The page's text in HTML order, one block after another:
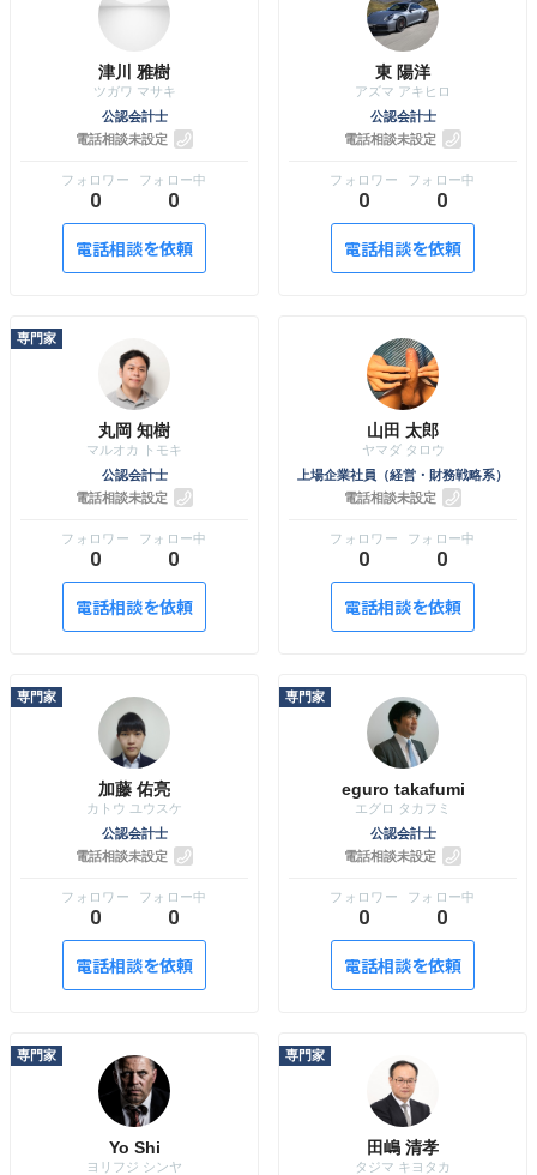
津川 雅樹
公認会計士
電話相談未設定
0 0
電話相談を依頼
東 陽洋
公認会計士
電話相談未設定
0 0
電話相談を依頼
丸岡 知樹
公認会計士
電話相談未設定
0 0
電話相談を依頼
山田 太郎
上場企業社員（経営・財務戦略系）
電話相談未設定
0 0
電話相談を依頼
加藤 佑亮
公認会計士
電話相談未設定
0 0
電話相談を依頼
eguro takafumi
公認会計士
電話相談未設定
0 0
電話相談を依頼
Yo Shi 田嶋 清孝